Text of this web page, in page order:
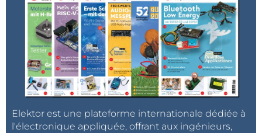
Elektor est une plateforme internationale dédiée à
l'électronique appliquée, offrant aux ingénieurs,